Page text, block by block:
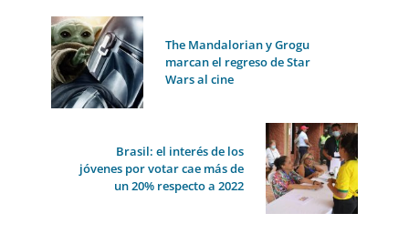
The Mandalorian y Grogu
marcan el regreso de Star
Wars al cine
Brasil: el interés de los
jóvenes por votar cae más de
un 20% respecto a 2022